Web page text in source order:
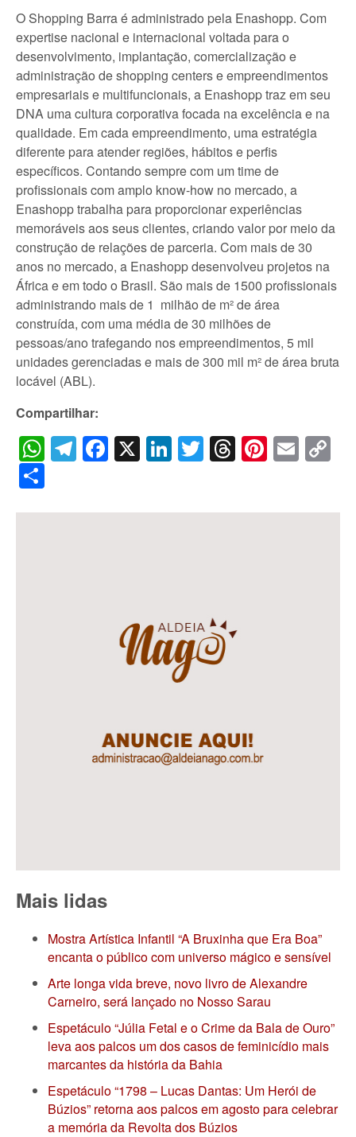
O Shopping Barra é administrado pela Enashopp. Com
expertise nacional e internacional voltada para o
desenvolvimento, implantação, comercialização e
administração de shopping centers e empreendimentos
empresariais e multifuncionais, a Enashopp traz em seu
DNA uma cultura corporativa focada na excelência e na
qualidade. Em cada empreendimento, uma estratégia
diferente para atender regiões, hábitos e perfis
específicos. Contando sempre com um time de
profissionais com amplo know-how no mercado, a
Enashopp trabalha para proporcionar experiências
memoráveis aos seus clientes, criando valor por meio da
construção de relações de parceria. Com mais de 30
anos no mercado, a Enashopp desenvolveu projetos na
África e em todo o Brasil. São mais de 1500 profissionais
administrando mais de 1 milhão de m² de área
construída, com uma média de 30 milhões de
pessoas/ano trafegando nos empreendimentos, 5 mil
unidades gerenciadas e mais de 300 mil m² de área bruta
locável (ABL).
Compartilhar:
WhatsApp
Telegram
Facebook
X LinkedIn
Twitter
Threads
Mais lidas
Mostra Artística Infantil “A Bruxinha que Era Boa”
encanta o público com universo mágico e sensível
Arte longa vida breve, novo livro de Alexandre
Carneiro, será lançado no Nosso Sarau
Espetáculo “Júlia Fetal e o Crime da Bala de Ouro”
leva aos palcos um dos casos de feminicídio mais
marcantes da história da Bahia
Espetáculo “1798 – Lucas Dantas: Um Herói de
Búzios” retorna aos palcos em agosto para celebrar
a memória da Revolta dos Búzios